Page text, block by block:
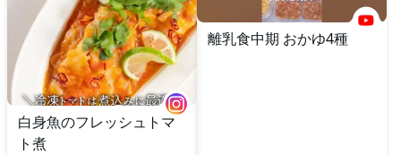
白身魚のフレッシュトマ
ト煮
離乳食中期 おかゆ4種